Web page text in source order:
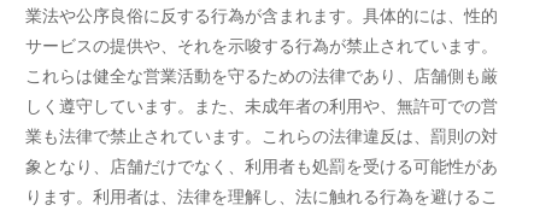
業法や公序良俗に反する行為が含まれます。具体的には、性的
サービスの提供や、それを示唆する行為が禁止されています。
これらは健全な営業活動を守るための法律であり、店舗側も厳
しく遵守しています。また、未成年者の利用や、無許可での営
業も法律で禁止されています。これらの法律違反は、罰則の対
象となり、店舗だけでなく、利用者も処罰を受ける可能性があ
ります。利用者は、法律を理解し、法に触れる行為を避けるこ